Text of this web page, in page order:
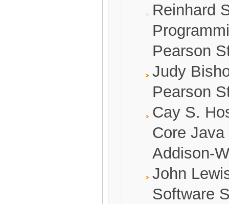
Reinhard
Pearson
Judy
Pearson
Cay S.
Core
Addison-
John
Software